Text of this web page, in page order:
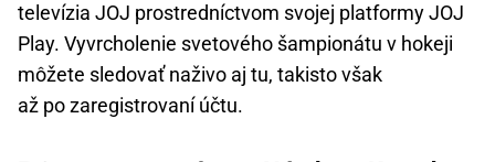
televízia JOJ prostredníctvom svojej platformy JOJ
Play. Vyvrcholenie svetového šampionátu v hokeji
môžete sledovať naživo aj tu, takisto však
až po zaregistrovaní účtu.